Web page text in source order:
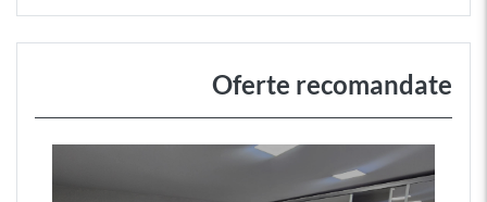
Oferte recomandate